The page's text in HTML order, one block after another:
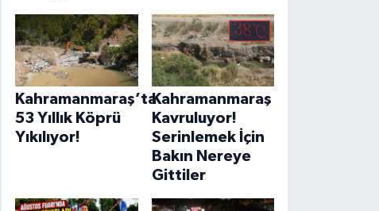
Kahramanmaraş’ta
53 Yıllık Köprü
Yıkılıyor!
Kahramanmaraş
Kavruluyor!
Serinlemek İçin
Bakın Nereye
Gittiler